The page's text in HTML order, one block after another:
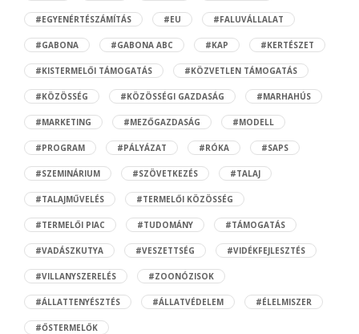
#EGYENÉRTÉSZÁMÍTÁS #EU #FALUVÁLLALAT
#GABONA #GABONA ABC #KAP #KERTÉSZET
#KISTERMELŐI TÁMOGATÁS #KÖZVETLEN TÁMOGATÁS
#KÖZÖSSÉG #KÖZÖSSÉGI GAZDASÁG #MARHAHÚS
#MARKETING #MEZŐGAZDASÁG #MODELL
#PROGRAM #PÁLYÁZAT #RÓKA #SAPS
#SZEMINÁRIUM #SZÖVETKEZÉS #TALAJ
#TALAJMŰVELÉS #TERMELŐI KÖZÖSSÉG
#TERMELŐI PIAC #TUDOMÁNY #TÁMOGATÁS
#VADÁSZKUTYA #VESZETTSÉG #VIDÉKFEJLESZTÉS
#VILLANYSZERELÉS #ZOONÓZISOK
#ÁLLATTENYÉSZTÉS #ÁLLATVÉDELEM #ÉLELMISZER
#ŐSTERMELŐK